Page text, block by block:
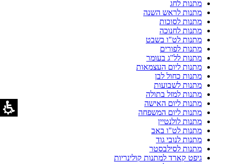
מתנות לחג
מתנות לראש השנה
מתנות לסוכות
מתנות לחנוכה
מתנות לט"ו בשבט
מתנות לפורים
מתנות לל"ג בעומר
מתנות ליום העצמאות
מתנות כחול לבן
מתנות לשבועות
מתנות למזל בתולה
מתנות ליום האישה
מתנות ליום המשפחה
מתנות לולנטיין
מתנות לט"ו באב
מתנות לנובי גוד
מתנות לסילבסטר
גיפט קארד למתנות קולינריות